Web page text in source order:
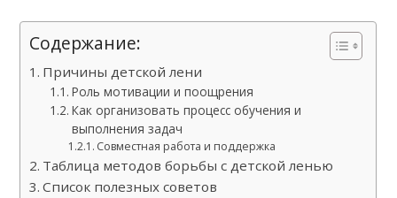
Содержание:
Причины детской лени
Роль мотивации и поощрения
Как организовать процесс обучения и
выполнения задач
Совместная работа и поддержка
Таблица методов борьбы с детской ленью
Список полезных советов